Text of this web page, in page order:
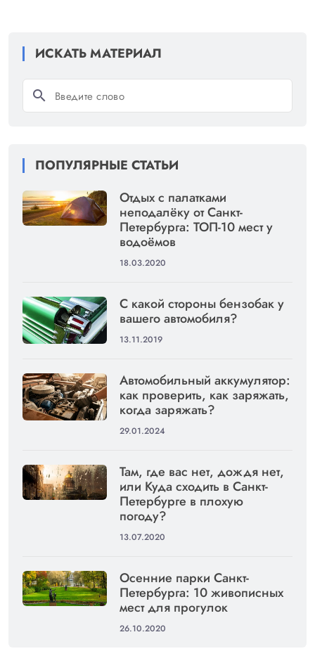
ИСКАТЬ МАТЕРИАЛ
search
ПОПУЛЯРНЫЕ СТАТЬИ
Отдых с палатками
неподалёку от Санкт-
Петербурга: ТОП-10 мест у
водоёмов
18.03.2020
С какой стороны бензобак у
вашего автомобиля?
13.11.2019
Автомобильный аккумулятор:
как проверить, как заряжать,
когда заряжать?
29.01.2024
Там, где вас нет, дождя нет,
или Куда сходить в Санкт-
Петербурге в плохую
погоду?
13.07.2020
Осенние парки Санкт-
Петербурга: 10 живописных
мест для прогулок
26.10.2020